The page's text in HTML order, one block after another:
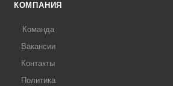
КОМПАНИЯ
Команда
Вакансии
Контакты
Политика